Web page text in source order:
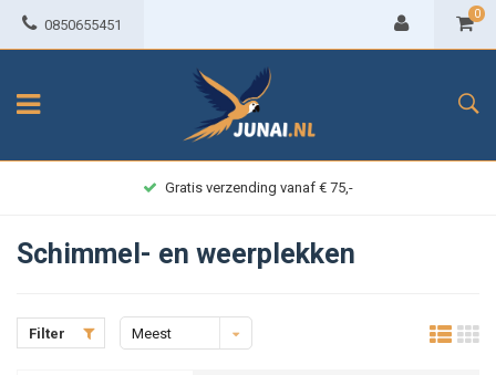
0850655451
0
Gratis verzending vanaf € 75,-
Schimmel- en weerplekken
Filter
Meest